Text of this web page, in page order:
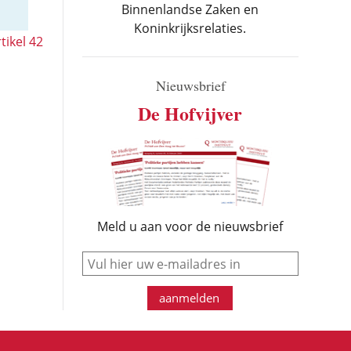
42
Binnenlandse Zaken en
Koninkrijksrelaties.
Nieuwsbrief
De Hofvijver
Meld u aan voor de nieuwsbrief
e-mail
aanmelden